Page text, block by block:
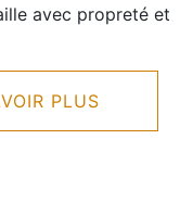
avec propreté et
PLUS